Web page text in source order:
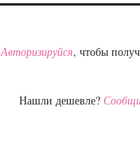
Авторизируйся, чтобы
Нашли дешевле?